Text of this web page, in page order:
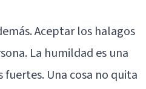
Aceptar los halagos
La humildad es una
Una cosa no quita